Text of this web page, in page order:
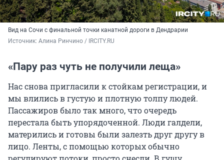
Вид на Сочи с финальной точки канатной дороги в Дендрарии
Источник: Алина Ринчино / IRCITY.RU
«Пару раз чуть не получили леща»
Нас снова пригласили к стойкам регистрации, и
мы влились в густую и плотную толпу людей.
Пассажиров было так много, что очередь
перестала быть упорядоченной. Люди галдели,
матерились и готовы были залезть друг другу в
лицо. Ленты, с помощью которых обычно